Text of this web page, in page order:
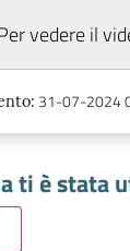
vedere il
: 31-07-2024
ti è stata